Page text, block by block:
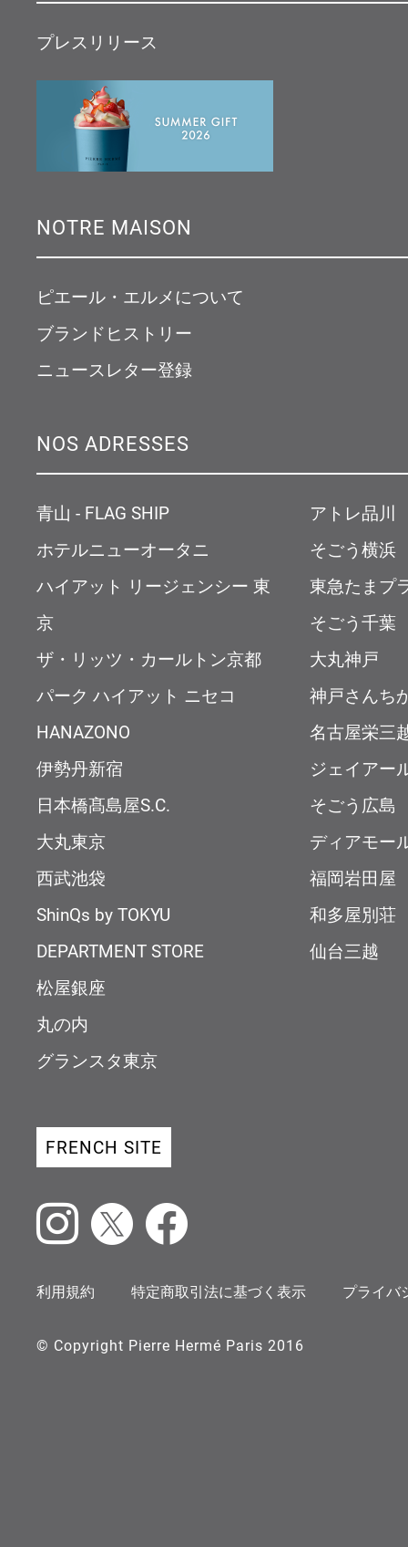
プレスリリース
NOTRE MAISON
ピエール・エルメについて
ブランドヒストリー
ニュースレター登録
NOS ADRESSES
青山 - FLAG SHIP
ホテルニューオータニ
ハイアット リージェンシー 東
京
ザ・リッツ・カールトン京都
パーク ハイアット ニセコ
HANAZONO
伊勢丹新宿
日本橋髙島屋S.C.
大丸東京
西武池袋
ShinQs by TOKYU
DEPARTMENT STORE
松屋銀座
丸の内
グランスタ東京
アトレ品川
そごう横浜
東急たまプ
そごう千葉
大丸神戸
神戸さんち
名古屋栄三
ジェイアー
そごう広島
ディアモー
福岡岩田屋
和多屋別荘
仙台三越
FRENCH SITE
利用規約 特定商取引法に基づく表示 プライバ
© Copyright Pierre Hermé Paris 2016